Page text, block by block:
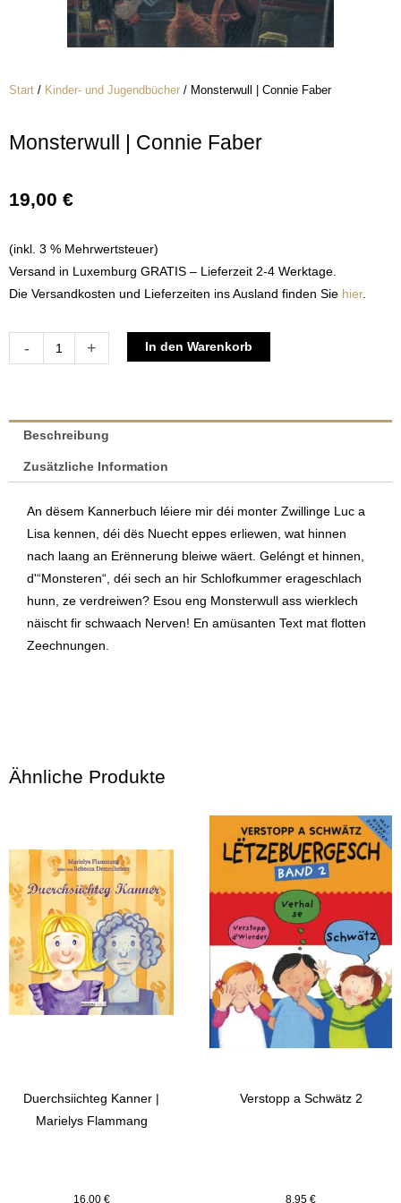
Start / Kinder- und Jugendbücher / Monsterwull | Connie Faber
Monsterwull | Connie Faber
19,00 €
(inkl. 3 % Mehrwertsteuer)
Versand in Luxemburg GRATIS – Lieferzeit 2-4 Werktage.
Die Versandkosten und Lieferzeiten ins Ausland finden Sie hier.
-
Monsterwull
Menge
+ In den Warenkorb
Beschreibung
Zusätzliche Information
An dësem Kannerbuch léiere mir déi monter Zwillinge Luc a
Lisa kennen, déi dës Nuecht eppes erliewen, wat hinnen
nach laang an Erënnerung bleiwe wäert. Geléngt et hinnen,
d'“Monsteren“, déi sech an hir Schlofkummer erageschlach
hunn, ze verdreiwen? Esou eng Monsterwull ass wierklech
näischt fir schwaach Nerven! En amüsanten Text mat flotten
Zeechnungen.
Ähnliche Produkte
Duerchsiichteg Kanner |
Marielys Flammang
16,00 €
Verstopp a Schwätz 2
8,95 €